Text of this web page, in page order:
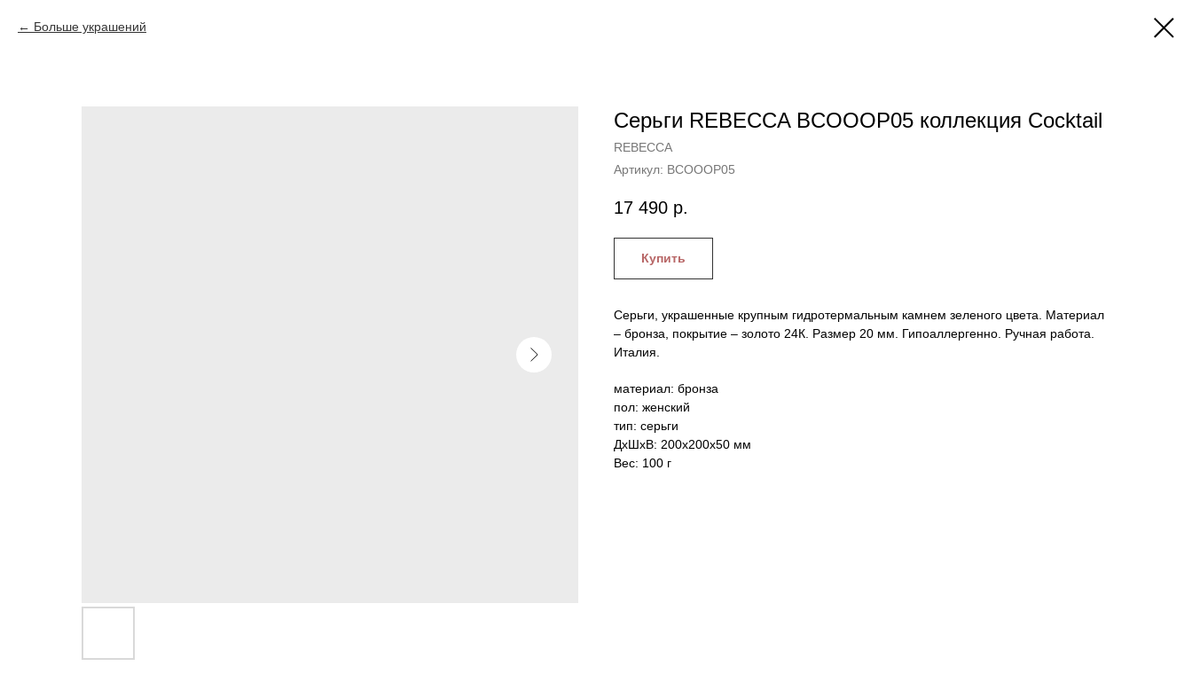
Больше украшений
Серьги REBECCA BCOOOP05 коллекция Cocktail
REBECCA
Артикул: BCOOOP05
17 490 р.
Купить
Серьги, украшенные крупным гидротермальным камнем зеленого цвета. Материал
– бронза, покрытие – золото 24К. Размер 20 мм. Гипоаллергенно. Ручная работа.
Италия.
материал: бронза
пол: женский
тип: серьги
ДxШxВ: 200x200x50 мм
Вес: 100 г